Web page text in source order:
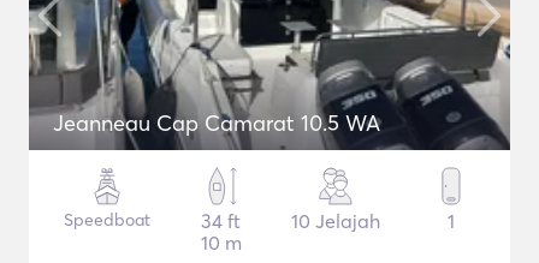
Jeanneau Cap Camarat 10.5 WA
Speedboat
34 ft
10 m
10 Jelajah 1